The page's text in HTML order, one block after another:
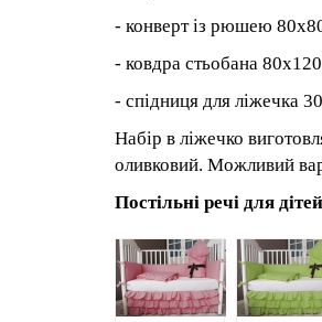
- конверт із рюшею
- ковдра стьобана
- спідниця для ліжечка
Набір в ліжечко
оливковий. Можливий
Постільні речі для